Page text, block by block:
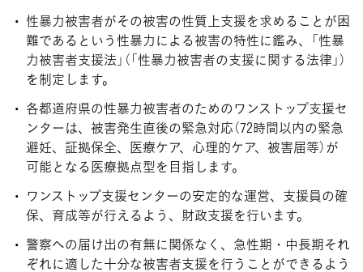
性暴力被害者がその被害の性質上支援を求めることが困
難であるという性暴力による被害の特性に鑑み、「性暴
力被害者支援法」（「性暴力被害者の支援に関する法律」）
を制定します。
各都道府県の性暴力被害者のためのワンストップ支援セ
ンターは、被害発生直後の緊急対応（72時間以内の緊急
避妊、証拠保全、医療ケア、心理的ケア、被害届等）が
可能となる医療拠点型を目指します。
ワンストップ支援センターの安定的な運営、支援員の確
保、育成等が行えるよう、財政支援を行います。
警察への届け出の有無に関係なく、急性期・中長期それ
ぞれに適した十分な被害者支援を行うことができるよう